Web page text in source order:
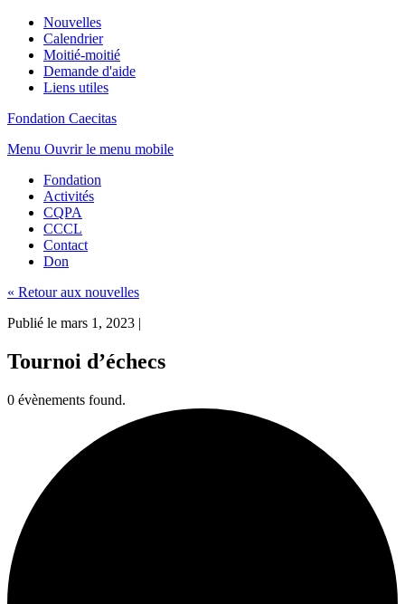
Nouvelles
Calendrier
Moitié-moitié
Demande d'aide
Liens utiles
Fondation Caecitas
Menu Ouvrir le menu mobile
Fondation
Activités
CQPA
CCCL
Contact
Don
« Retour aux nouvelles
Publié le mars 1, 2023 |
Tournoi d’échecs
0 évènements found.